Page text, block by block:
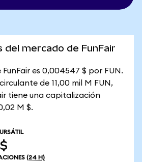
del mercado de FunFair
es 0,004547 $ por FUN.
de 11,00 mil M FUN,
tiene una capitalización
M $.
(24 H)